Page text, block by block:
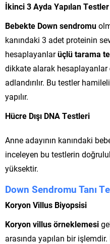
İkinci 3 Ayda Yapılan Testler
Bebekte Down sendromu
kanındaki 3 adet proteinin
hesaplayanlarüçlü tarama
dikkate alarak hesaplayanlar
adlandırılır. Bu testler
yapılır.
Hücre Dışı DNA Testleri
Anne adayının kanındaki
inceleyen bu testlerin
yüksektir.
Down Sendromu Tanı
Koryon Villus Biyopsisi
Koryon villus örneklemesi
arasında yapılan bir